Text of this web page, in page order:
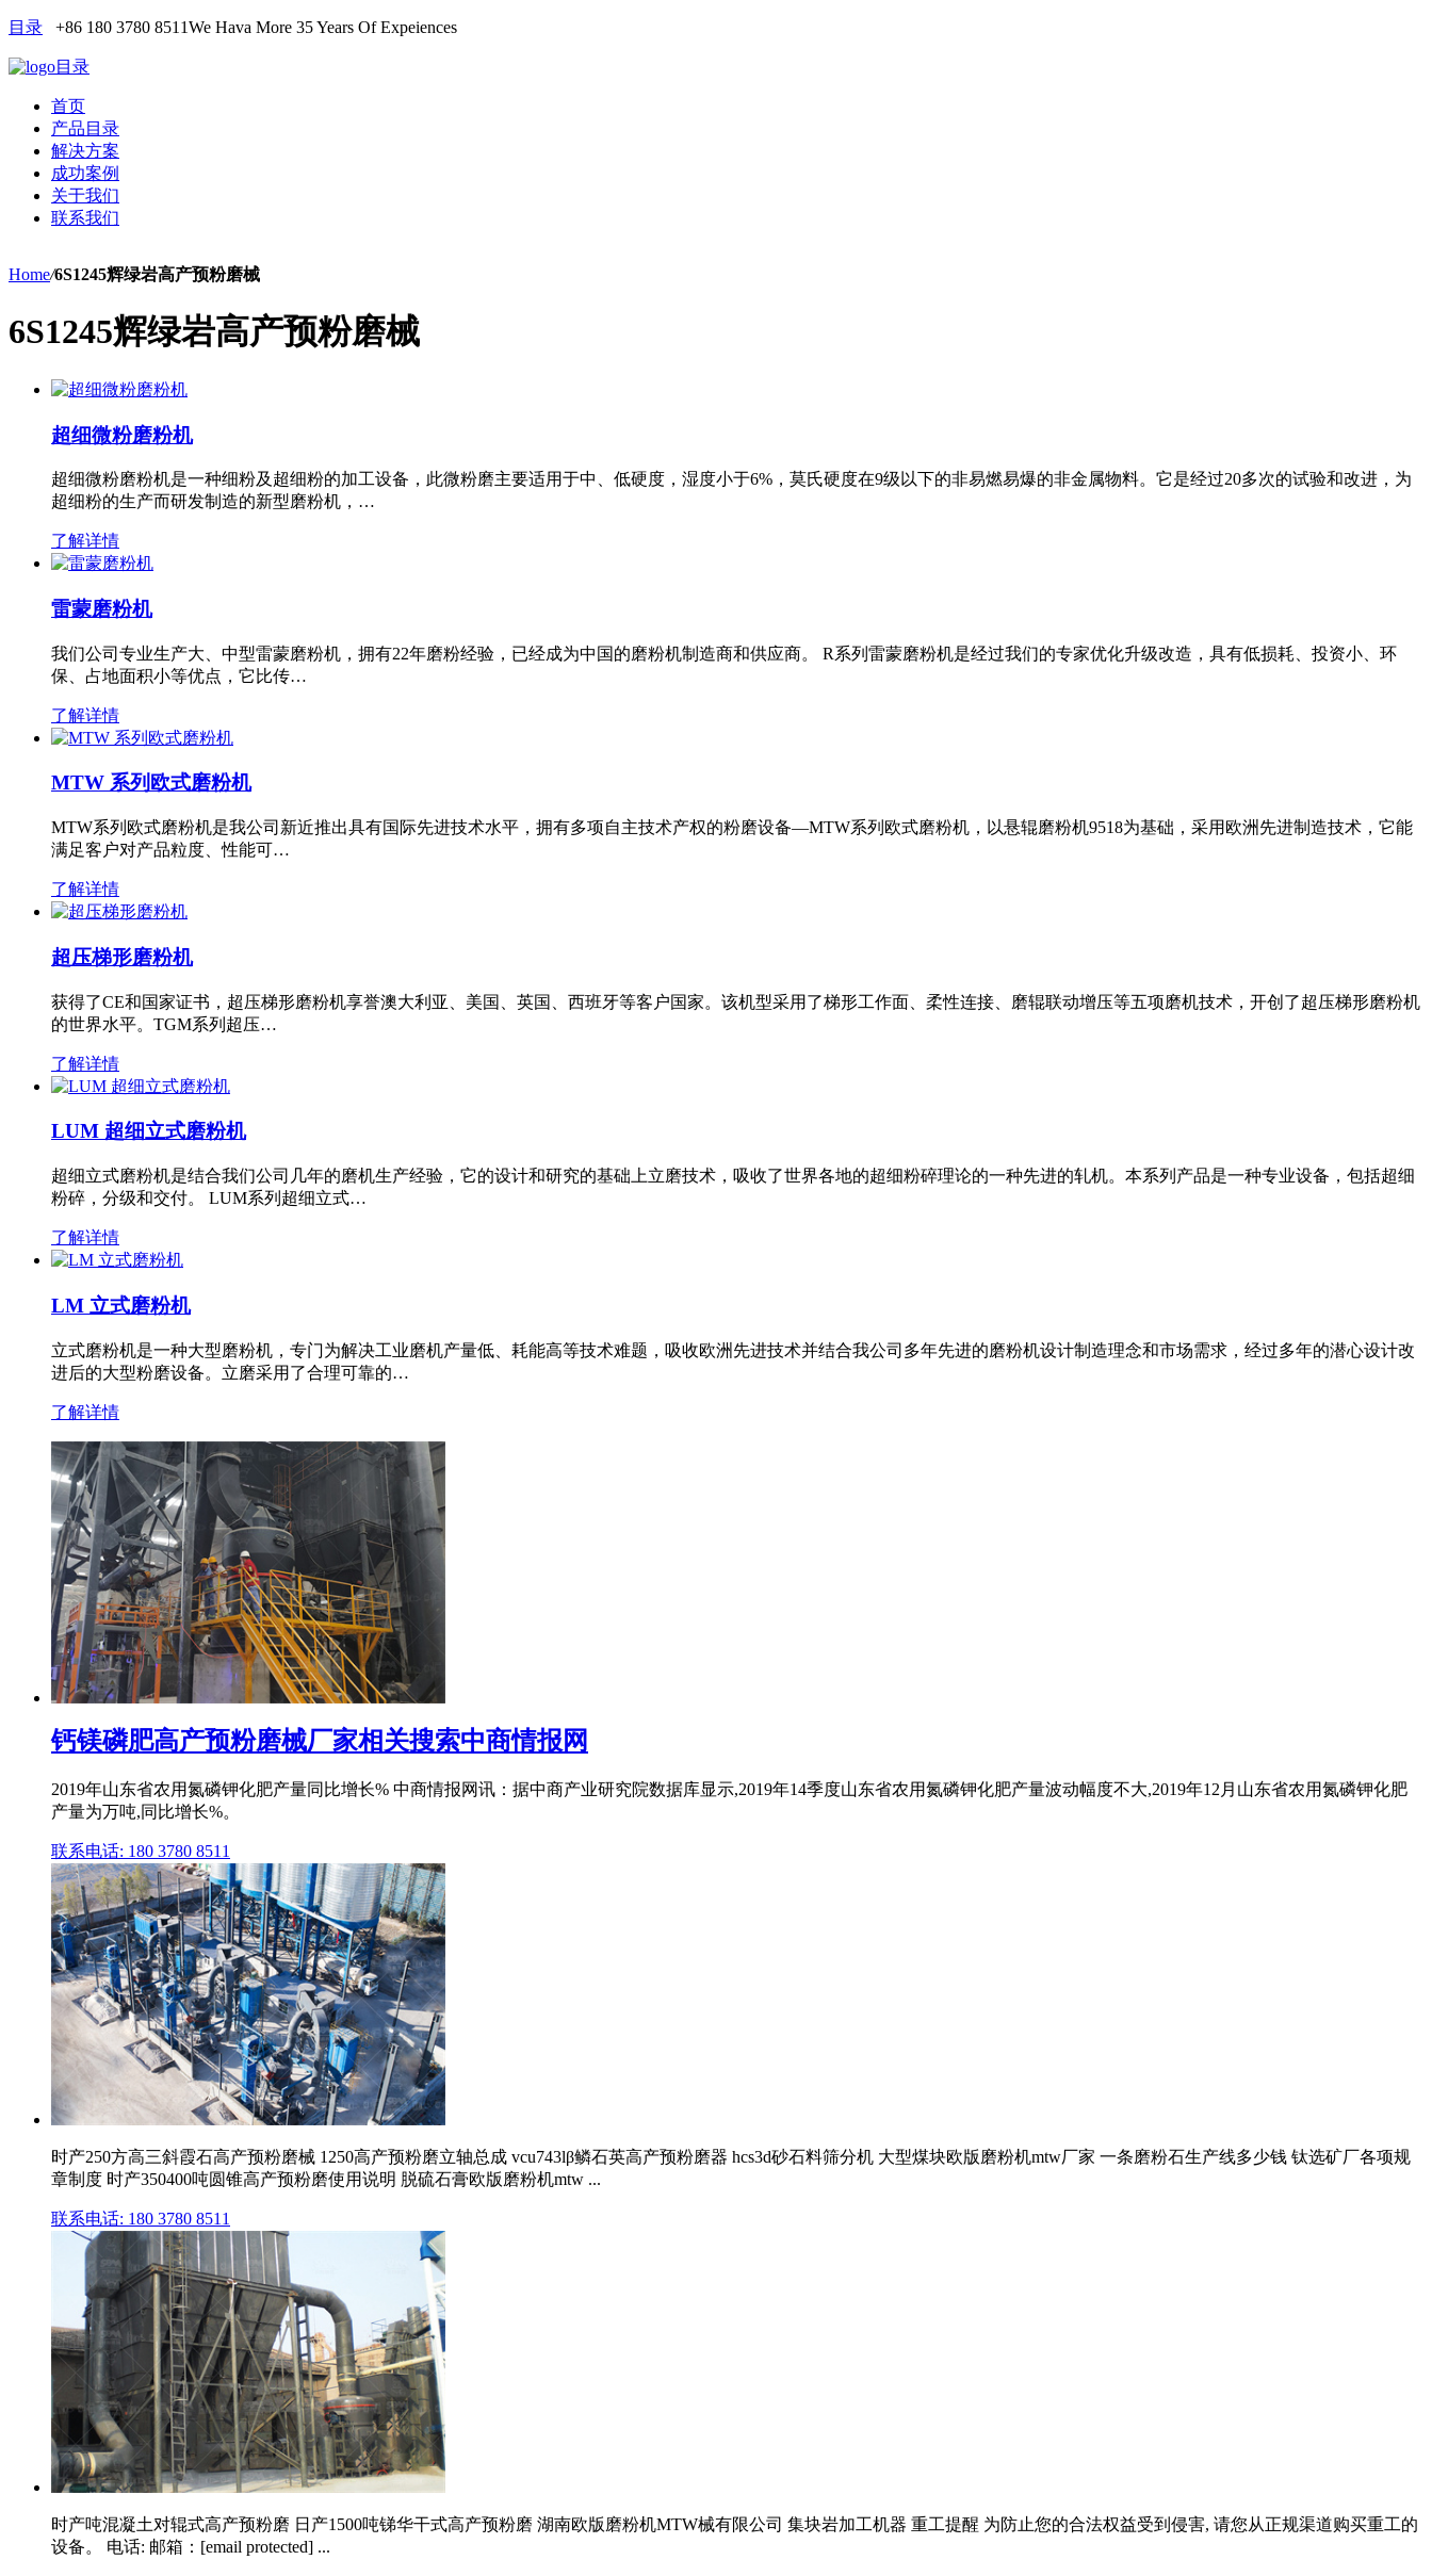
目录 +86 180 3780 8511We Hava More 35 Years Of Expeiences
目录
首页
产品目录
解决方案
成功案例
关于我们
联系我们
Home/6S1245辉绿岩高产预粉磨械
6S1245辉绿岩高产预粉磨械
超细微粉磨粉机
超细微粉磨粉机是一种细粉及超细粉的加工设备，此微粉磨主要适用于中、低硬度，湿度小于6%，莫氏硬度在9级以下的非易燃易爆的非金属物料。它是经过20多次的试验和改进，为
超细粉的生产而研发制造的新型磨粉机，…
了解详情
雷蒙磨粉机
我们公司专业生产大、中型雷蒙磨粉机，拥有22年磨粉经验，已经成为中国的磨粉机制造商和供应商。 R系列雷蒙磨粉机是经过我们的专家优化升级改造，具有低损耗、投资小、环
保、占地面积小等优点，它比传…
了解详情
MTW 系列欧式磨粉机
MTW系列欧式磨粉机是我公司新近推出具有国际先进技术水平，拥有多项自主技术产权的粉磨设备—MTW系列欧式磨粉机，以悬辊磨粉机9518为基础，采用欧洲先进制造技术，它能
满足客户对产品粒度、性能可…
了解详情
超压梯形磨粉机
获得了CE和国家证书，超压梯形磨粉机享誉澳大利亚、美国、英国、西班牙等客户国家。该机型采用了梯形工作面、柔性连接、磨辊联动增压等五项磨机技术，开创了超压梯形磨粉机
的世界水平。TGM系列超压…
了解详情
LUM 超细立式磨粉机
超细立式磨粉机是结合我们公司几年的磨机生产经验，它的设计和研究的基础上立磨技术，吸收了世界各地的超细粉碎理论的一种先进的轧机。本系列产品是一种专业设备，包括超细
粉碎，分级和交付。 LUM系列超细立式…
了解详情
LM 立式磨粉机
立式磨粉机是一种大型磨粉机，专门为解决工业磨机产量低、耗能高等技术难题，吸收欧洲先进技术并结合我公司多年先进的磨粉机设计制造理念和市场需求，经过多年的潜心设计改
进后的大型粉磨设备。立磨采用了合理可靠的…
了解详情
钙镁磷肥高产预粉磨械厂家相关搜索中商情报网
2019年山东省农用氮磷钾化肥产量同比增长% 中商情报网讯：据中商产业研究院数据库显示,2019年14季度山东省农用氮磷钾化肥产量波动幅度不大,2019年12月山东省农用氮磷钾化肥
产量为万吨,同比增长%。
联系电话: 180 3780 8511
时产250方高三斜霞石高产预粉磨械 1250高产预粉磨立轴总成 vcu743lβ鳞石英高产预粉磨器 hcs3d砂石料筛分机 大型煤块欧版磨粉机mtw厂家 一条磨粉石生产线多少钱 钛选矿厂各项规
章制度 时产350400吨圆锥高产预粉磨使用说明 脱硫石膏欧版磨粉机mtw ...
联系电话: 180 3780 8511
时产吨混凝土对辊式高产预粉磨 日产1500吨锑华干式高产预粉磨 湖南欧版磨粉机MTW械有限公司 集块岩加工机器 重工提醒 为防止您的合法权益受到侵害, 请您从正规渠道购买重工的
设备。 电话: 邮箱：[email protected] ...